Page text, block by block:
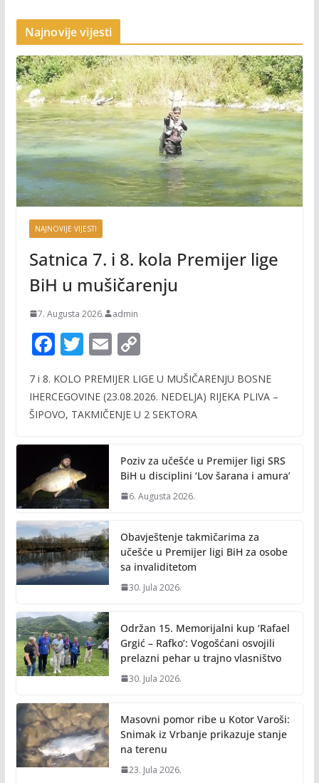
Najnovije vijesti
NAJNOVIJE VIJESTI
Satnica 7. i 8. kola Premijer lige
BiH u mušičarenju
7. Augusta 2026. admin
F
e
b
o
k
T
itt
er
E
ai
l
C
p
y
n
k
7 i 8. KOLO PREMIJER LIGE U MUŠIČARENJU BOSNE
IHERCEGOVINE (23.08.2026. NEDELJA) RIJEKA PLIVA –
ŠIPOVO, TAKMIČENJE U 2 SEKTORA
Poziv za učešće u Premijer ligi SRS
BiH u disciplini ‘Lov šarana i amura’
6. Augusta 2026.
Obavještenje takmičarima za
učešće u Premijer ligi BiH za osobe
sa invaliditetom
30. Jula 2026.
Održan 15. Memorijalni kup ‘Rafael
Grgić – Rafko’: Vogošćani osvojili
prelazni pehar u trajno vlasništvo
30. Jula 2026.
Masovni pomor ribe u Kotor Varoši:
Snimak iz Vrbanje prikazuje stanje
na terenu
23. Jula 2026.